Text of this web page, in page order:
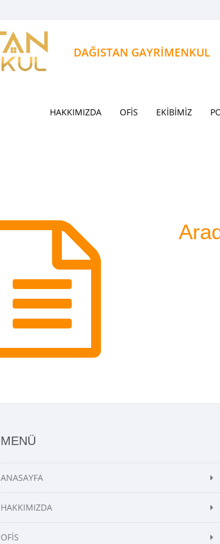
DAĞISTAN GAYRİMENKUL
HAKKIMIZDA OFİS EKİBİMİZ
MENÜ
ANASAYFA
HAKKIMIZDA
OFİS